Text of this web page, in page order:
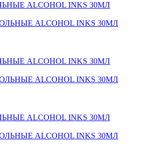
ALCOHOL INKS 30МЛ
ALCOHOL INKS 30МЛ
ALCOHOL INKS 30МЛ